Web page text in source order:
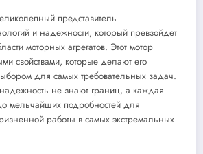
представитель
и надежности, который превзойдет
моторных агрегатов. Этот мотор
свойствами, которые делают его
для самых требовательных задач.
надежность не знают границ, а каждая
мельчайших подробностей для
работы в самых экстремальных